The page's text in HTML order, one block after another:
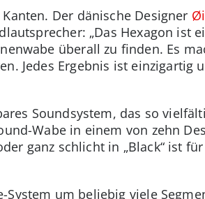
Der dänische Designer
„Das Hexagon ist
überall zu finden. Es
Jedes Ergebnis ist einzigartig
Soundsystem, das so
Wabe in einem von zehn
ganz schlicht in „Black“ ist
System um beliebig viele